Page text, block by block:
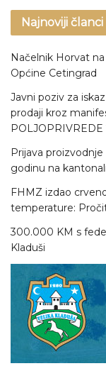
Najnoviji članci
Načelnik Horvat
Općine Cetingrad
Javni poziv za
prodaji kroz
POLJOPRIVREDE
Prijava
godinu na
FHMZ izdao
temperature:
300.000 KM s
Kladuši